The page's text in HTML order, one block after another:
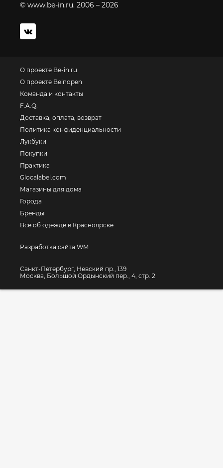
© www.be-in.ru. 2006 – 2026
О проекте Be-in.ru
О проекте Beinopen
Команда и контакты
F.A.Q.
Доставка, оплата, возврат
Политика конфиденциальности
Лукбуки
Покупки
Практика
Glocalabel.com
Магазины для дома
Города
Бренды
Все об одежде в Красноярске
Разработка сайта WM
Санкт-Петербург, Невский пр., 139
Москва, Большой Ордынский пер., 4, стр. 2